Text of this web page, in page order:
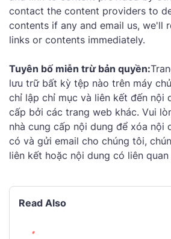
contact the content providers to
contents if any and email us, we'll
links or contents immediately.
Tuyên bố miễn trừ bản quyền:
lưu trữ bất kỳ tệp nào trên máy
chỉ lập chỉ mục và liên kết đến nội
cấp bởi các trang web khác. Vui
nhà cung cấp nội dung để xóa nội
có và gửi email cho chúng tôi,
liên kết hoặc nội dung có liên
Read Also